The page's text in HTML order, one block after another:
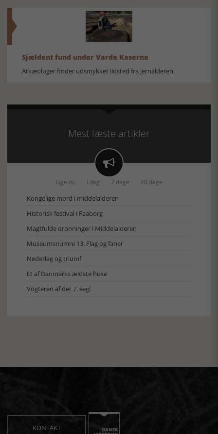
Sjældent fund under Varde Kaserne
Arkæologer finder udsmykket ildsted fra jernalderen
Mest læste artikler

Lige nu I dag 7 dage 28 dage
Kongelige mord i middelalderen
Historisk festival i Faaborg
Magtfulde dronninger i Middelalderen
Museumsnumre 13: Flag og faner
Nederlag og triumf
Et af Danmarks ældste huse
Vogteren af det 7. segl
KONTAKT